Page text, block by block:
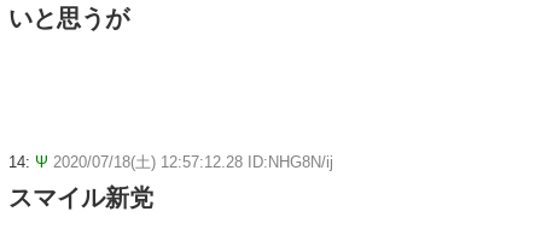
いと思うが
14: Ψ 2020/07/18(土) 12:57:12.28 ID:NHG8N/ij
スマイル新党